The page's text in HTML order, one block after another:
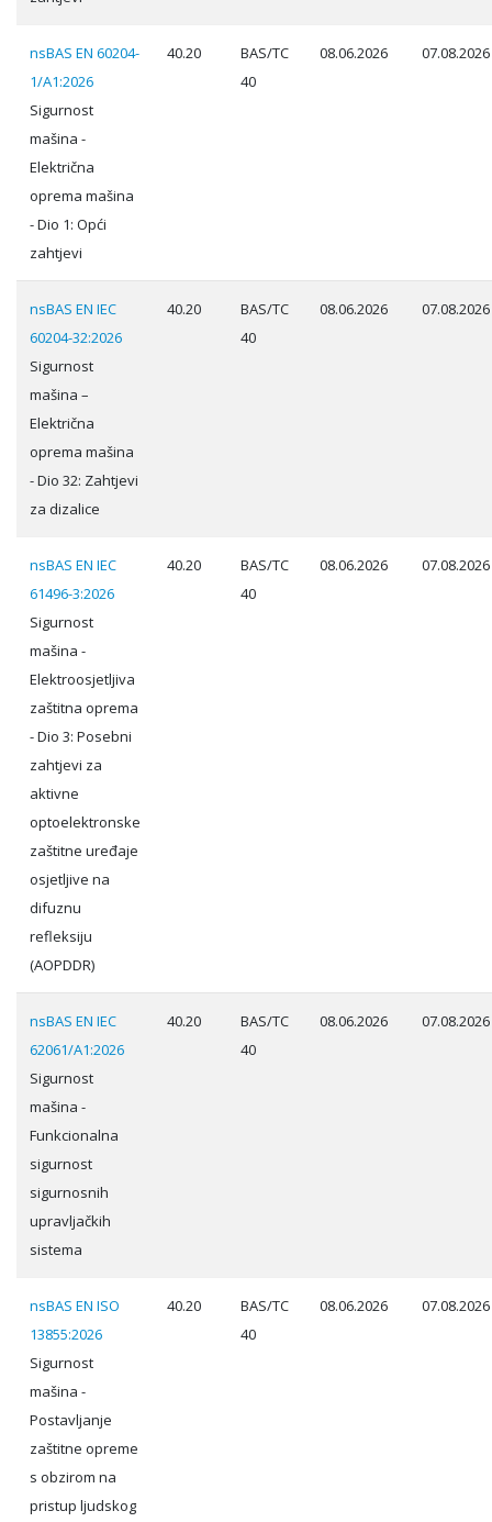
nsBAS EN 60204-
1/A1:2026
Sigurnost
mašina -
Električna
oprema mašina
- Dio 1: Opći
zahtjevi
40.20
BAS/TC
40
08.06.2026 07.08.2026
nsBAS EN IEC
60204-32:2026
Sigurnost
mašina –
Električna
oprema mašina
- Dio 32: Zahtjevi
za dizalice
40.20
BAS/TC
40
08.06.2026 07.08.2026
nsBAS EN IEC
61496-3:2026
Sigurnost
mašina -
Elektroosjetljiva
zaštitna oprema
- Dio 3: Posebni
zahtjevi za
aktivne
optoelektronske
zaštitne uređaje
osjetljive na
difuznu
refleksiju
(AOPDDR)
40.20
BAS/TC
40
08.06.2026 07.08.2026
nsBAS EN IEC
62061/A1:2026
Sigurnost
mašina -
Funkcionalna
sigurnost
sigurnosnih
upravljačkih
sistema
40.20
BAS/TC
40
08.06.2026 07.08.2026
nsBAS EN ISO
13855:2026
Sigurnost
mašina -
Postavljanje
zaštitne opreme
s obzirom na
pristup ljudskog
40.20
BAS/TC
40
08.06.2026 07.08.2026